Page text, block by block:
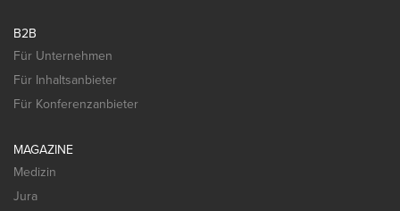
B2B
Für Unternehmen
Für Inhaltsanbieter
Für Konferenzanbieter
MAGAZINE
Medizin
Jura